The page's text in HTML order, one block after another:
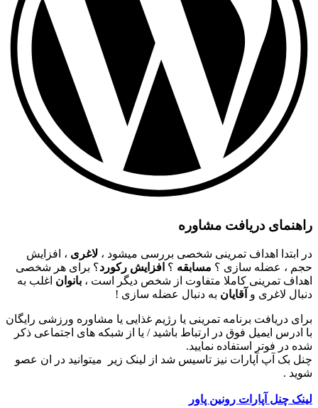
راهنمای دریافت مشاوره
در ابتدا اهداف تمرینی شخصی بررسی میشود ، لاغری ، افزایش
حجم ، عضله سازی ؟ مسابقه ؟ افزایش رکورد؟ برای هر شخصی
اهداف تمرینی کاملا متفاوت از شخص دیگر است ، بانوان اغلب به
دنبال لاغری و آقایان به دنبال عضله سازی !
برای دریافت برنامه تمرینی یا رژیم غذایی یا مشاوره ورزشی رایگان
با ادرس ایمیل فوق در ارتباط باشید / یا از شبکه های اجتماعی ذکر
شده در فوتر استفاده نمایید.
چنل بک آپ آپارات نیز تاسیس شد از لینک زیر میتوانید در ان عصو
شوید .
لینک چنل آپارات رونین پاور